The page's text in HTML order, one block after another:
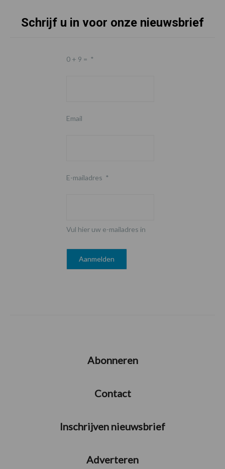
Schrijf u in voor onze nieuwsbrief
0 + 9 = *
Email
E-mailadres *
Vul hier uw e-mailadres in
Abonneren
Contact
Inschrijven nieuwsbrief
Adverteren